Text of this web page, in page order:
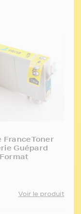
FranceToner
Guépard
Voir le produit